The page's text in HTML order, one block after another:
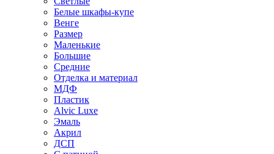
Белые шкафы-купе
Венге
Размер
Маленькие
Большие
Средние
Отделка и материал
МДФ
Пластик
Alvic Luxe
Эмаль
Акрил
ДСП